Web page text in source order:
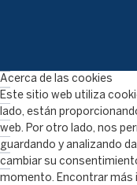
Acerca de las cookies
Este sitio web utiliza
lado, están
web. Por otro lado, nos
guardando y analizando
cambiar su
momento. Encontrar